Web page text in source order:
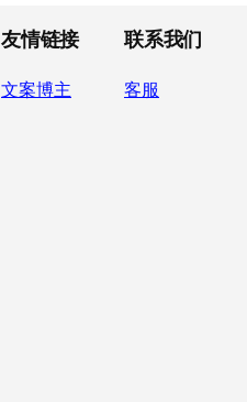
友情链接
文案博主
联系我们
客服